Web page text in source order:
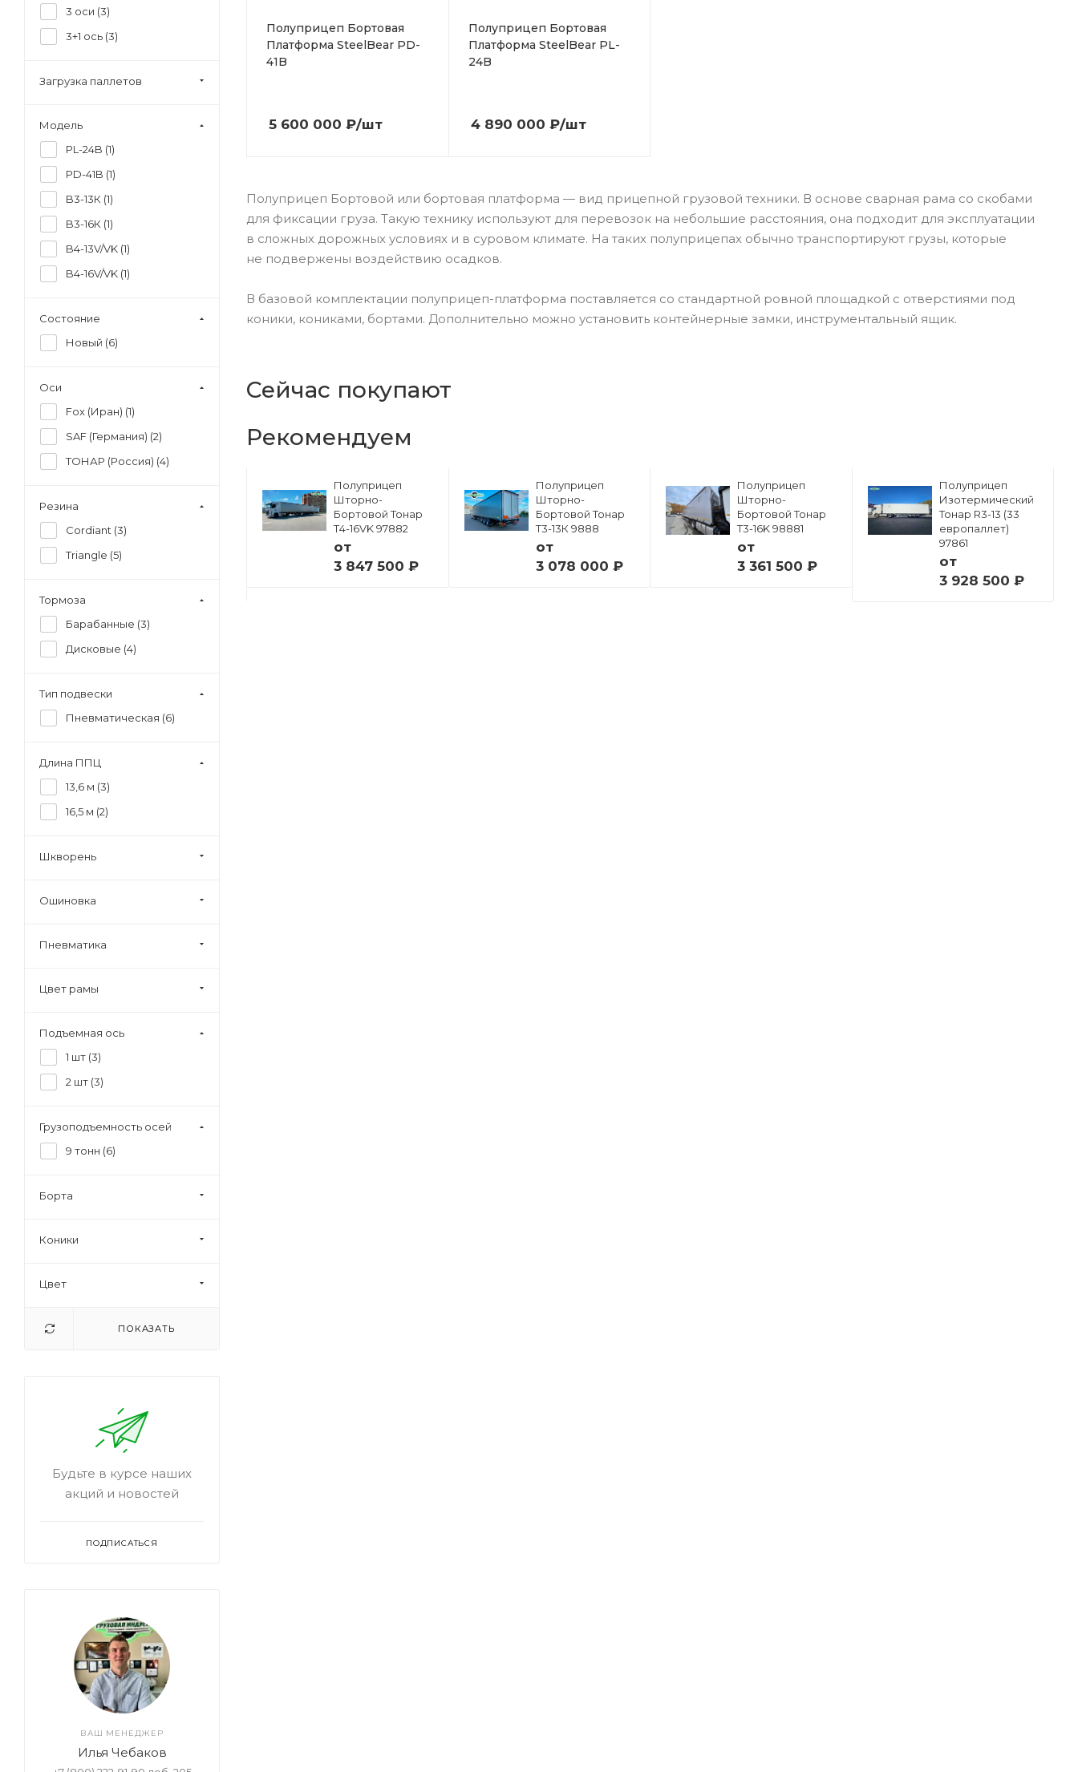
Полуприцеп Бортовая
Платформа SteelBear PD-
41B
5 600 000 ₽/шт
Полуприцеп Бортовая
Платформа SteelBear PL-
24B
4 890 000 ₽/шт
Полуприцеп Бортовой или бортовая платформа — вид прицепной грузовой техники. В основе сварная рама со скобами
для фиксации груза. Такую технику используют для перевозок на небольшие расстояния, она подходит для эксплуатации
в сложных дорожных условиях и в суровом климате. На таких полуприцепах обычно транспортируют грузы, которые
не подвержены воздействию осадков.
В базовой комплектации полуприцеп-платформа поставляется со стандартной ровной площадкой c отверстиями под
коники, кониками, бортами. Дополнительно можно установить контейнерные замки, инструментальный ящик.
Сейчас покупают
Рекомендуем
Полуприцеп
Шторно-
Бортовой Тонар
Т4-16VK 97882
от
3 847 500 ₽
Полуприцеп
Шторно-
Бортовой Тонар
Т3-13К 9888
от
3 078 000 ₽
Полуприцеп
Шторно-
Бортовой Тонар
Т3-16K 98881
от
3 361 500 ₽
Полуприцеп
Изотермический
Тонар R3-13 (33
европаллет)
97861
от
3 928 500 ₽
3 оси (3)
3+1 ось (3)
Загрузка паллетов
Модель
PL-24B (1)
PD-41B (1)
B3-13К (1)
B3-16К (1)
B4-13V/VK (1)
B4-16V/VK (1)
Состояние
Новый (6)
Оси
Fox (Иран) (1)
SAF (Германия) (2)
ТОНАР (Россия) (4)
Резина
Cordiant (3)
Triangle (5)
Тормоза
Барабанные (3)
Дисковые (4)
Тип подвески
Пневматическая (6)
Длина ППЦ
13,6 м (3)
16,5 м (2)
Шкворень
Ошиновка
Пневматика
Цвет рамы
Подъемная ось
1 шт (3)
2 шт (3)
Грузоподъемность осей
9 тонн (6)
Борта
Коники
Цвет
ПОКАЗАТЬ
Будьте в курсе наших
акций и новостей
ПОДПИСАТЬСЯ
ВАШ МЕНЕДЖЕР
Илья Чебаков